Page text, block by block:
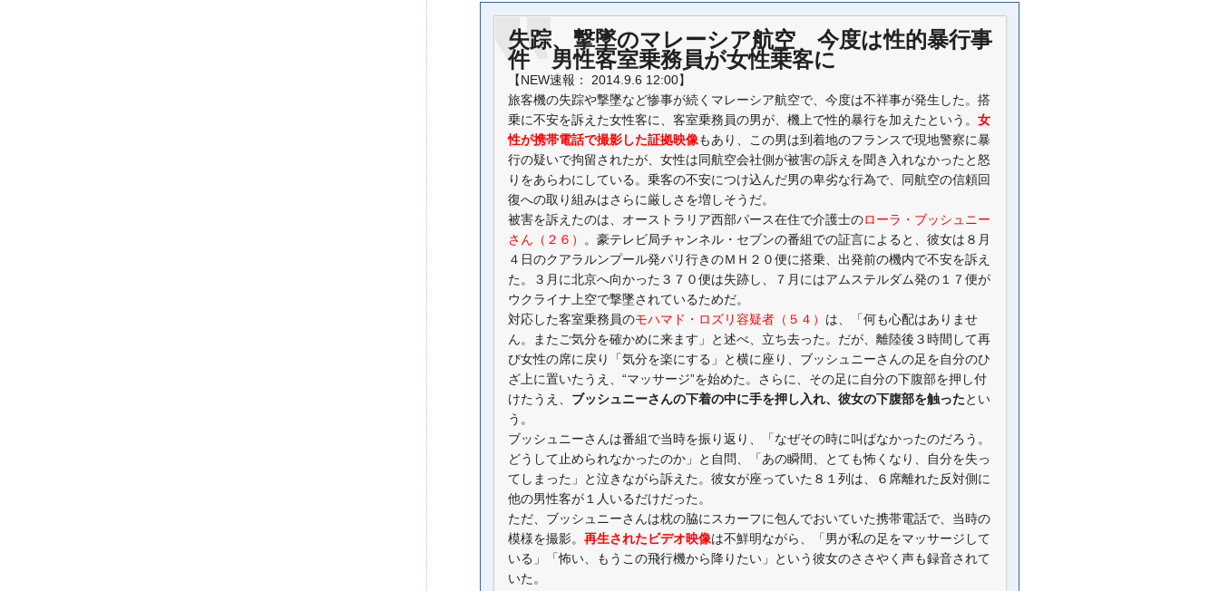
失踪、撃墜のマレーシア航空 今度は性的暴行事
件 男性客室乗務員が女性乗客に
【NEW速報： 2014.9.6 12:00】
旅客機の失踪や撃墜など惨事が続くマレーシア航空で、今度は不祥事が発生した。搭
乗に不安を訴えた女性客に、客室乗務員の男が、機上で性的暴行を加えたという。 女
性が携帯電話で撮影した証拠映像もあり、この男は到着地のフランスで現地警察に暴
行の疑いで拘留されたが、女性は同航空会社側が被害の訴えを聞き入れなかったと怒
りをあらわにしている。乗客の不安につけ込んだ男の卑劣な行為で、同航空の信頼回
復への取り組みはさらに厳しさを増しそうだ。
被害を訴えたのは、オーストラリア西部パース在住で介護士のローラ・ブッシュニー
さん（２６）
。豪テレビ局チャンネル・セブンの番組での証言によると、彼女は８月
４日のクアラルンプール発パリ行きのＭＨ２０便に搭乗、出発前の機内で不安を訴え
た。３月に北京へ向かった３７０便は失跡し、７月にはアムステルダム発の１７便が
ウクライナ上空で撃墜されているためだ。
対応した客室乗務員のモハマド・ロズリ容疑者（５４） は、「何も心配はありませ
ん。またご気分を確かめに来ます」と述べ、立ち去った。だが、離陸後３時間して再
び女性の席に戻り「気分を楽にする」と横に座り、ブッシュニーさんの足を自分のひ
ざ上に置いたうえ、“マッサージ”を始めた。さらに、その足に自分の下腹部を押し付
けたうえ、 ブッシュニーさんの下着の中に手を押し入れ、彼女の下腹部を触ったとい
う。
ブッシュニーさんは番組で当時を振り返り、「なぜその時に叫ばなかったのだろう。
どうして止められなかったのか」と自問、「あの瞬間、とても怖くなり、自分を失っ
てしまった」と泣きながら訴えた。彼女が座っていた８１列は、６席離れた反対側に
他の男性客が１人いるだけだった。
ただ、ブッシュニーさんは枕の脇にスカーフに包んでおいていた携帯電話で、当時の
模様を撮影。 再生されたビデオ映像は不鮮明ながら、「男が私の足をマッサージして
いる」「怖い、もうこの飛行機から降りたい」という彼女のささやく声も録音されて
いた。